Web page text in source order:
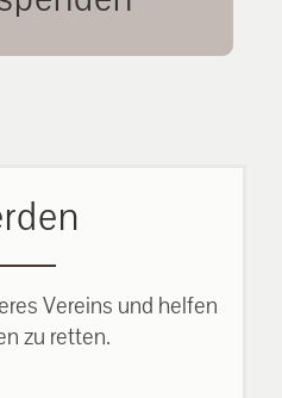
Vereins und helfen
zu retten.